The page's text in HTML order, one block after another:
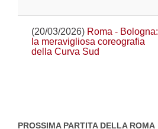
(20/03/2026) Roma - Bologna:
la meravigliosa coreografia
della Curva Sud
PROSSIMA PARTITA DELLA ROMA